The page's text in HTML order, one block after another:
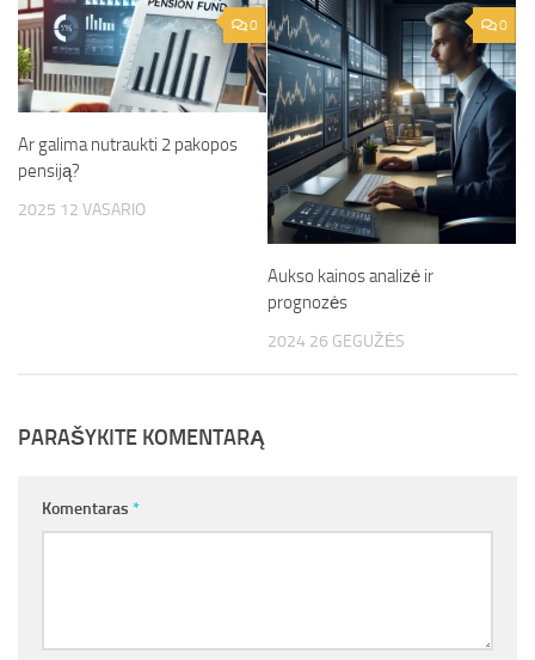
0
Ar galima nutraukti 2 pakopos
pensiją?
2025 12 VASARIO
0
Aukso kainos analizė ir
prognozės
2024 26 GEGUŽĖS
PARAŠYKITE KOMENTARĄ
Komentaras *